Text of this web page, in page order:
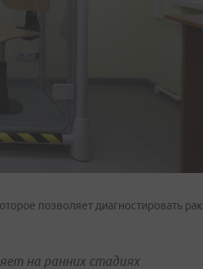
позволяет диагностировать рак
на ранних стадиях